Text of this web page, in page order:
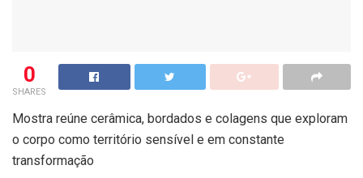
0
SHARES
Mostra reúne cerâmica, bordados e colagens que exploram
o corpo como território sensível e em constante
transformação